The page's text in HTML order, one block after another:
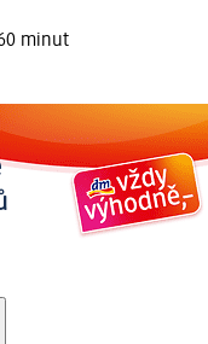
minut